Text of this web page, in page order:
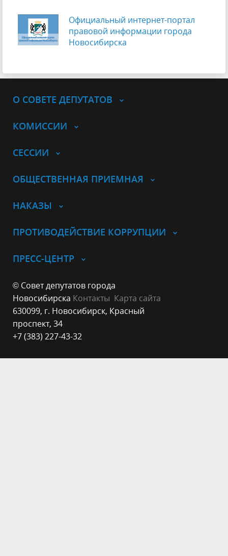
Официальный интернет-портал
правовой информации города
Новосибирска
О СОВЕТЕ ДЕПУТАТОВ
КОМИССИИ
СЕССИИ
ОБЩЕСТВЕННАЯ ПРИЕМНАЯ
НАКАЗЫ
ПРОТИВОДЕЙСТВИЕ КОРРУПЦИИ
ПРЕСС-ЦЕНТР
© Совет депутатов города
Новосибирска Контакты Карта сайта
630099, г. Новосибирск, Красный
проспект, 34
+7 (383) 227-43-32